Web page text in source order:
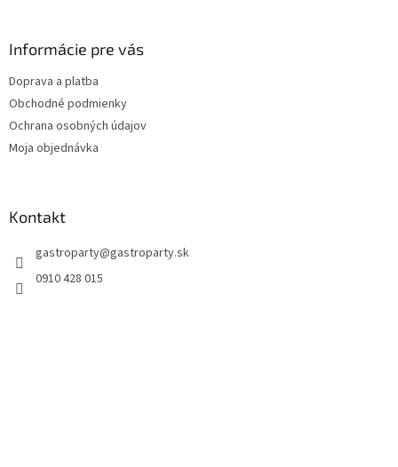
Informácie pre vás
Doprava a platba
Obchodné podmienky
Ochrana osobných údajov
Moja objednávka
Kontakt
gastroparty@gastroparty.sk
0910 428 015